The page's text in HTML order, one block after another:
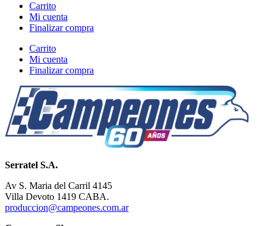
Carrito
Mi cuenta
Finalizar compra
Carrito
Mi cuenta
Finalizar compra
Serratel S.A.
Av S. Maria del Carril 4145
Villa Devoto 1419 CABA.
produccion@campeones.com.ar